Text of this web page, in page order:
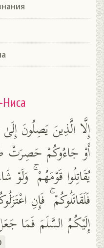
إِلَّا الَّذِينَ يَصِلُونَ
أَوْ جَاءُوكُمْ حَصِرَتْ
يُقَاتِلُوا قَوْمَهُمْ ۚ وَلَوْ
فَلَقَاتَلُوكُمْ ۚ فَإِنِ
إِلَيْكُمُ السَّلَمَ فَمَا